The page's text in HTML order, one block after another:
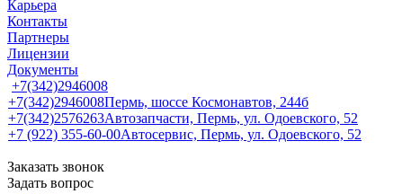
Карьера
Контакты
Партнеры
Лицензии
Документы
+7(342)2946008
+7(342)2946008Пермь, шоссе Космонавтов, 244б
+7(342)2576263Автозапчасти, Пермь, ул. Одоевского, 52
+7 (922) 355-60-00Автосервис, Пермь, ул. Одоевского, 52
Заказать звонок
Задать вопрос